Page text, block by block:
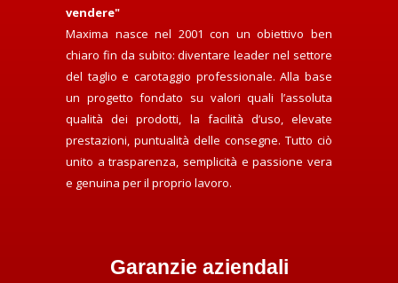
vendere"
Maxima nasce nel 2001 con un obiettivo ben
chiaro fin da subito: diventare leader nel settore
del taglio e carotaggio professionale. Alla base
un progetto fondato su valori quali l’assoluta
qualità dei prodotti, la facilità d’uso, elevate
prestazioni, puntualità delle consegne. Tutto ciò
unito a trasparenza, semplicità e passione vera
e genuina per il proprio lavoro.
Garanzie aziendali